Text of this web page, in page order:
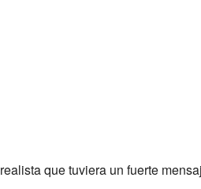
realista que tuviera un fuerte